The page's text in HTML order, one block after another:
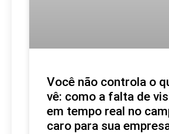
Você não controla o
vê: como a falta de
em tempo real no
caro para sua